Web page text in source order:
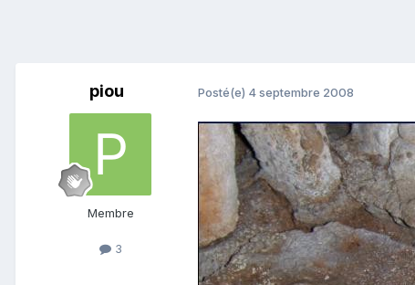
piou
Membre
3
Posté(e) 4 septembre 2008